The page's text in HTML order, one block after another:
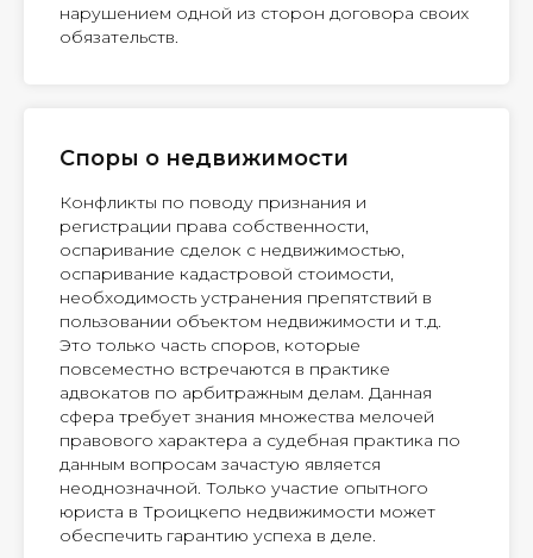
нарушением одной из сторон договора своих
обязательств.
Споры о недвижимости
Конфликты по поводу признания и
регистрации права собственности,
оспаривание сделок с недвижимостью,
оспаривание кадастровой стоимости,
необходимость устранения препятствий в
пользовании объектом недвижимости и т.д.
Это только часть споров, которые
повсеместно встречаются в практике
адвокатов по арбитражным делам. Данная
сфера требует знания множества мелочей
правового характера а судебная практика по
данным вопросам зачастую является
неоднозначной. Только участие опытного
юриста в Троицкепо недвижимости может
обеспечить гарантию успеха в деле.